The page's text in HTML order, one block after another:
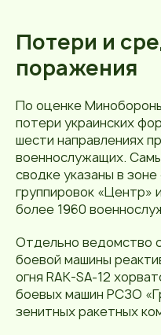
Потери и
поражения
По оценке
потери украинских
шести направлениях
военнослужащих.
сводке указаны в
группировок «Центр»
более 1960
Отдельно ведомство
боевой машины
огня RAK-SA-12
боевых машин РСЗО
зенитных ракетных